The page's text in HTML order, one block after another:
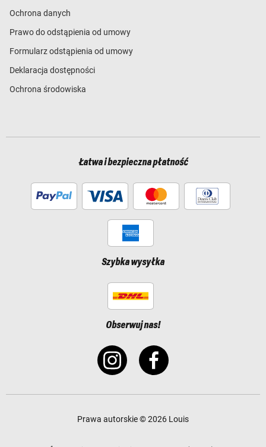
Ochrona danych
Prawo do odstąpienia od umowy
Formularz odstąpienia od umowy
Deklaracja dostępności
Ochrona środowiska
Łatwa i bezpieczna płatność
Szybka wysyłka
Obserwuj nas!
Prawa autorskie © 2026 Louis